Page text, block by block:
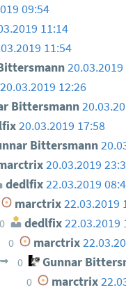
09:54
11:14
11:54
20.03.2019 12:26
Bittersmann
20.03.2019 17:58
Bittersmann
20.03.2019
dedlfix22.03.2019
marctrix22.03.2019
0 dedlfix 22.03.2019
0 marctrix
0 Gunnar
0 marctrix